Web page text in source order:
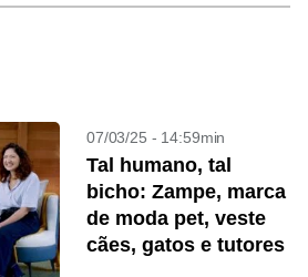
07/03/25 - 14:59min
Tal humano, tal
bicho: Zampe, marca
de moda pet, veste
cães, gatos e tutores